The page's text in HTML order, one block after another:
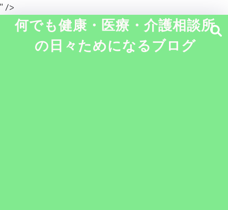
" />
何でも健康・医療・介護相談所
の日々ためになるブログ